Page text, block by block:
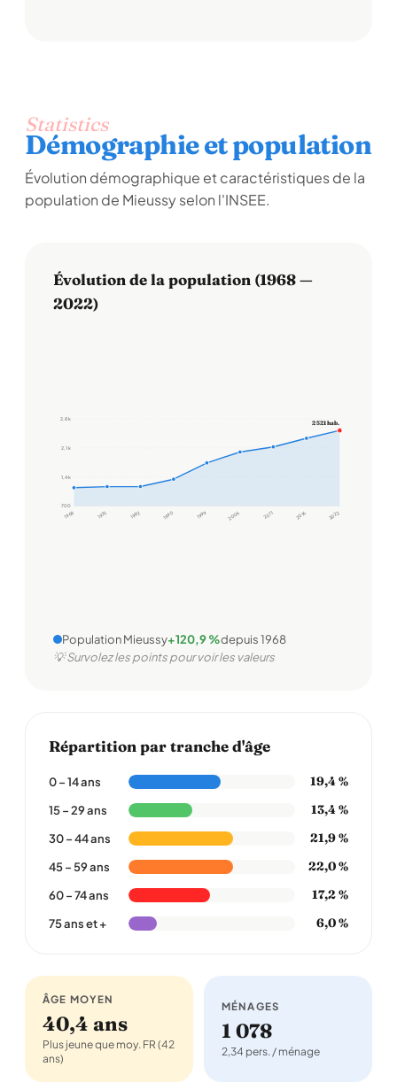
Statistics
Démographie et population
Évolution démographique et caractéristiques de la
population de Mieussy selon l'INSEE.
Évolution de la population (1968 —
2022)
700
1,4 k
2,1 k
2,8 k
1968 1975 1982 1990 1999 2006 2011 2016 2022
2 521 hab.
Population Mieussy+120,9 %depuis 1968
💡 Survolez les points pour voir les valeurs
Répartition par tranche d'âge
0 – 14 ans 19,4 %
15 – 29 ans 13,4 %
30 – 44 ans 21,9 %
45 – 59 ans 22,0 %
60 – 74 ans 17,2 %
75 ans et + 6,0 %
ÂGE MOYEN
40,4 ans
Plus jeune que moy. FR (42
ans)
MÉNAGES
1 078
2,34 pers. / ménage